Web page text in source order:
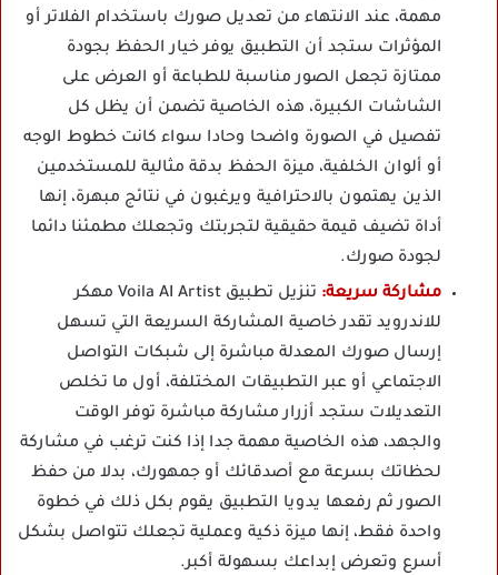
مهمة، عند الانتهاء من تعديل صورك باستخدام الفلاتر أو
المؤثرات ستجد أن التطبيق يوفر خيار الحفظ بجودة
ممتازة تجعل الصور مناسبة للطباعة أو العرض على
الشاشات الكبيرة، هذه الخاصية تضمن أن يظل كل
تفصيل في الصورة واضحا وحادا سواء كانت خطوط الوجه
أو ألوان الخلفية، ميزة الحفظ بدقة مثالية للمستخدمين
الذين يهتمون بالاحترافية ويرغبون في نتائج مبهرة، إنها
أداة تضيف قيمة حقيقية لتجربتك وتجعلك مطمئنا دائما
لجودة صورك.
مشاركة سريعة:
تنزيل تطبيق Voila AI Artist مهكر
للاندرويد تقدر خاصية المشاركة السريعة التي تسهل
إرسال صورك المعدلة مباشرة إلى شبكات التواصل
الاجتماعي أو عبر التطبيقات المختلفة، أول ما تخلص
التعديلات ستجد أزرار مشاركة مباشرة توفر الوقت
والجهد، هذه الخاصية مهمة جدا إذا كنت ترغب في مشاركة
لحظاتك بسرعة مع أصدقائك أو جمهورك، بدلا من حفظ
الصور ثم رفعها يدويا التطبيق يقوم بكل ذلك في خطوة
واحدة فقط، إنها ميزة ذكية وعملية تجعلك تتواصل بشكل
أسرع وتعرض إبداعك بسهولة أكبر.